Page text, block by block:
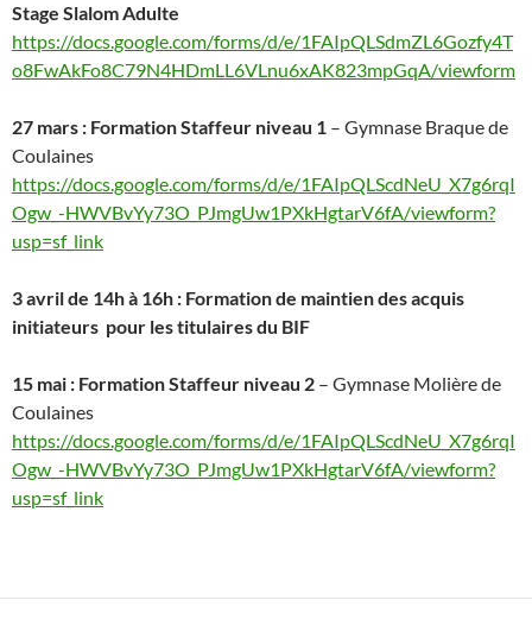
Stage Slalom Adulte
https://docs.google.com/forms/d/e/1FAIpQLSdmZL6Gozfy4T
o8FwAkFo8C79N4HDmLL6VLnu6xAK823mpGqA/viewform
27 mars : Formation Staffeur niveau 1 – Gymnase Braque de
Coulaines
https://docs.google.com/forms/d/e/1FAIpQLScdNeU_X7g6rqI
Ogw_-HWVBvYy73O_PJmgUw1PXkHgtarV6fA/viewform?
usp=sf_link
3 avril de 14h à 16h : Formation de maintien des acquis
initiateurs pour les titulaires du BIF
15 mai : Formation Staffeur niveau 2 – Gymnase Molière de
Coulaines
https://docs.google.com/forms/d/e/1FAIpQLScdNeU_X7g6rqI
Ogw_-HWVBvYy73O_PJmgUw1PXkHgtarV6fA/viewform?
usp=sf_link